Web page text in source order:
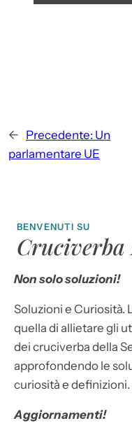
← Precedente: Un
parlamentare UE
BENVENUTI SU
Non solo soluzioni!
Soluzioni e Curiosità.
quella di allietare gli
dei cruciverba della
approfondendo le
curiosità e definizioni.
Aggiornamenti!